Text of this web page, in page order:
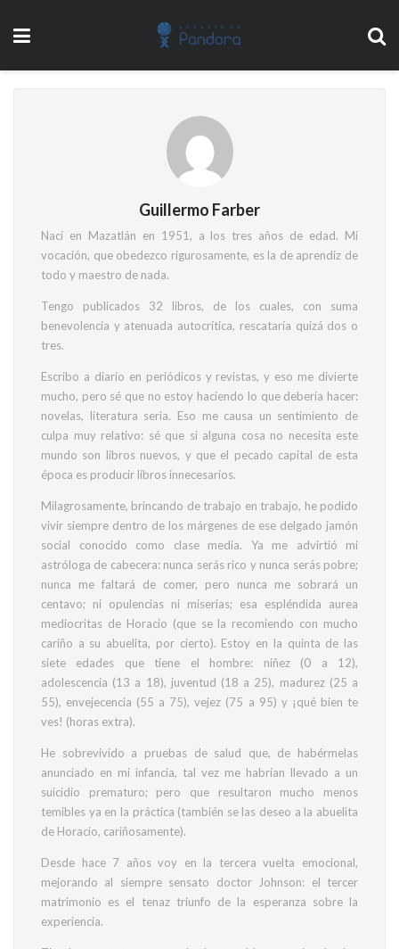
Guillermo Farber
Nací en Mazatlán en 1951, a los tres años de edad. Mi
vocación, que obedezco rigurosamente, es la de aprendiz de
todo y maestro de nada.
Tengo publicados 32 libros, de los cuales, con suma
benevolencia y atenuada autocrítica, rescataría quizá dos o
tres.
Escribo a diario en periódicos y revistas, y eso me divierte
mucho, pero sé que no estoy haciendo lo que debería hacer:
novelas, literatura seria. Eso me causa un sentimiento de
culpa muy relativo: sé que si alguna cosa no necesita este
mundo son libros nuevos, y que el pecado capital de esta
época es producir libros innecesarios.
Milagrosamente, brincando de trabajo en trabajo, he podido
vivir siempre dentro de los márgenes de ese delgado jamón
social conocido como clase media. Ya me advirtió mi
astróloga de cabecera: nunca serás rico y nunca serás pobre;
nunca me faltará de comer, pero nunca me sobrará un
centavo; ni opulencias ni miserias; esa espléndida aurea
mediocritas de Horacio (que se la recomiendo con mucho
cariño a su abuelita, por cierto). Estoy en la quinta de las
siete edades que tiene el hombre: niñez (0 a 12),
adolescencia (13 a 18), juventud (18 a 25), madurez (25 a
55), envejecencia (55 a 75), vejez (75 a 95) y ¡qué bien te
ves! (horas extra).
He sobrevivido a pruebas de salud que, de habérmelas
anunciado en mi infancia, tal vez me habrían llevado a un
suicidio prematuro; pero que resultaron mucho menos
temibles ya en la práctica (también se las deseo a la abuelita
de Horacio, cariñosamente).
Desde hace 7 años voy en la tercera vuelta emocional,
mejorando al siempre sensato doctor Johnson: el tercer
matrimonio es el tenaz triunfo de la esperanza sobre la
experiencia.